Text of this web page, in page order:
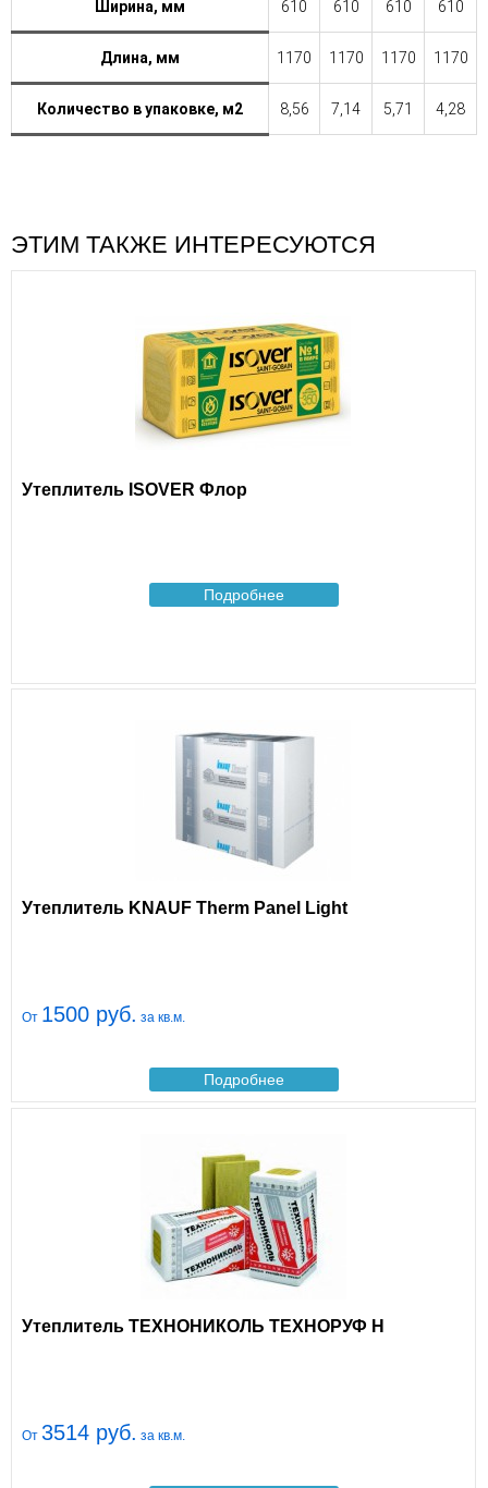
Ширина, мм 610 610 610 610
Длина, мм 1170 1170 1170 1170
Количество в упаковке, м2 8,56 7,14 5,71 4,28
ЭТИМ ТАКЖЕ ИНТЕРЕСУЮТСЯ
Утеплитель ISOVER Флор
Подробнее
Утеплитель KNAUF Therm Panel Light
От 1500 руб. за кв.м.
Подробнее
Утеплитель ТЕХНОНИКОЛЬ ТЕХНОРУФ Н
От 3514 руб. за кв.м.